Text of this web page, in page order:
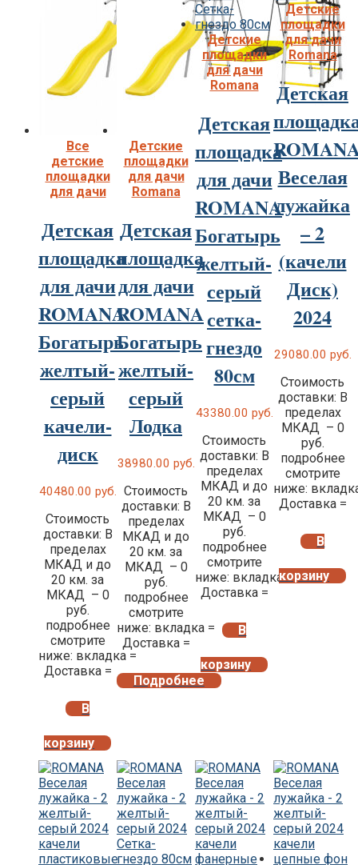
Все
детские
площадки
для дачи
Детская
площадка
для дачи
ROMANA
Богатырь
желтый-
серый
качели-
диск
40480.00 руб.
Стоимость
доставки: В
пределах
МКАД и до
20 км. за
МКАД – 0
руб.
подробнее
смотрите
ниже: вкладка =
Доставка =
В
корзину
Детские
площадки
для дачи
Romana
Детская
площадка
для дачи
ROMANA
Богатырь
желтый-
серый
Лодка
38980.00 руб.
Стоимость
доставки: В
пределах
МКАД и до
20 км. за
МКАД – 0
руб.
подробнее
смотрите
ниже: вкладка =
Доставка =
Подробнее
Детские
площадки
для дачи
Romana
Детская
площадка
для дачи
ROMANA
Богатырь
желтый-
серый
сетка-
гнездо
80см
43380.00 руб.
Стоимость
доставки: В
пределах
МКАД и до
20 км. за
МКАД – 0
руб.
подробнее
смотрите
ниже: вкладка =
Доставка =
В
корзину
Детские
площадки
для дачи
Romana
Детская
Веселая
лужайка
– 2
(качели
Диск)
2024
29080.00 руб.
Стоимость
доставки: В
пределах
МКАД – 0
руб.
подробнее
смотрите
ниже:
Доставка =
В
корзину